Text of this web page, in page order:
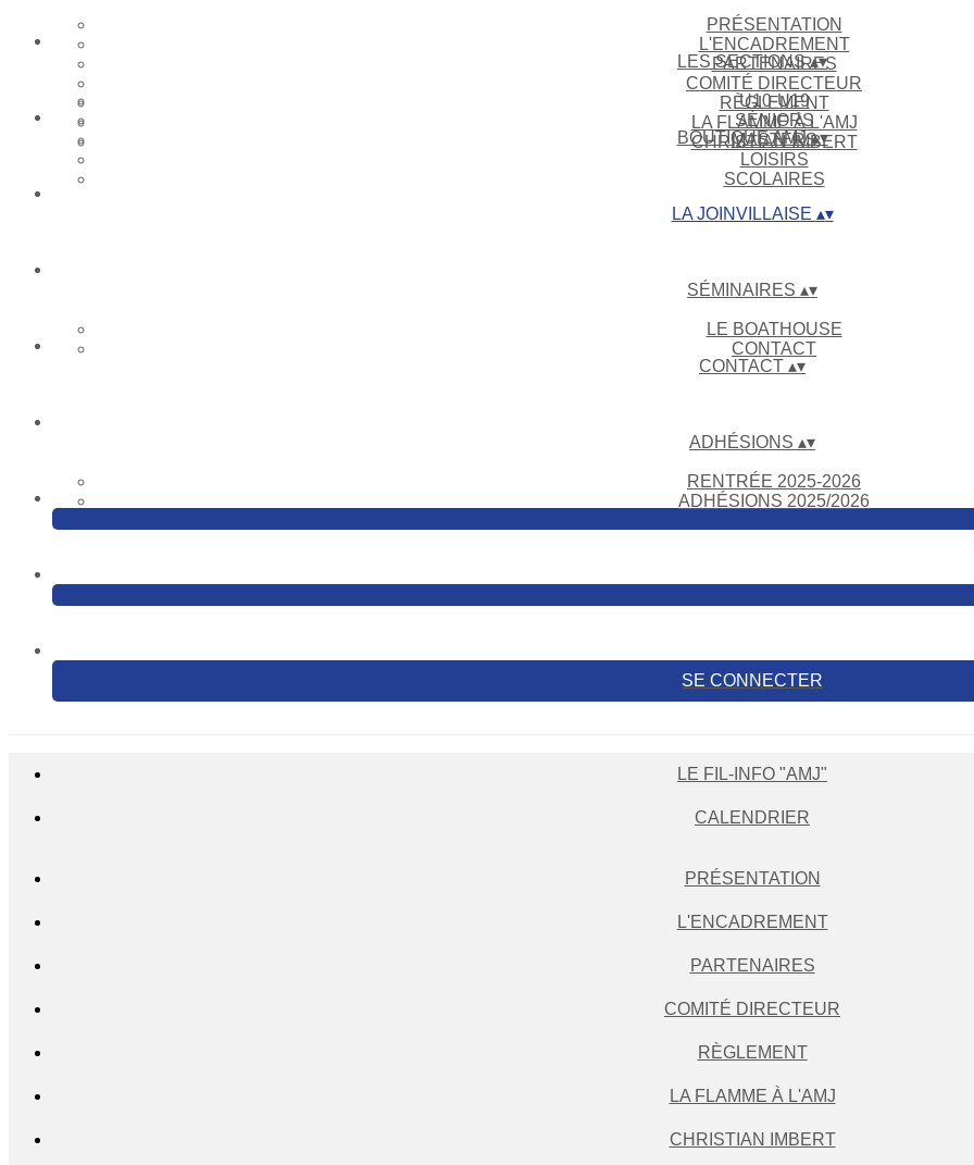
PRÉSENTATION
L'ENCADREMENT
PARTENAIRES
COMITÉ DIRECTEUR
RÈGLEMENT
LA FLAMME À L'AMJ
CHRISTIAN IMBERT
LES SECTIONS▴▾
U10-U19
SÉNIORS
MASTERS
LOISIRS
SCOLAIRES
BOUTIQUE AMJ▴▾
LA JOINVILLAISE ▴▾
SÉMINAIRES ▴▾
LE BOATHOUSE
CONTACT
CONTACT ▴▾
ADHÉSIONS ▴▾
RENTRÉE 2025-2026
ADHÉSIONS 2025/2026
SE CONNECTER
LE FIL-INFO "AMJ"
CALENDRIER
PRÉSENTATION
L'ENCADREMENT
PARTENAIRES
COMITÉ DIRECTEUR
RÈGLEMENT
LA FLAMME À L'AMJ
CHRISTIAN IMBERT